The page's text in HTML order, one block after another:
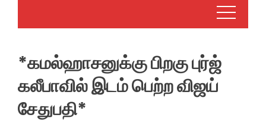
*கமல்ஹாசனுக்கு பிறகு புர்ஜ்
கலீபாவில் இடம் பெற்ற விஜய்
சேதுபதி*